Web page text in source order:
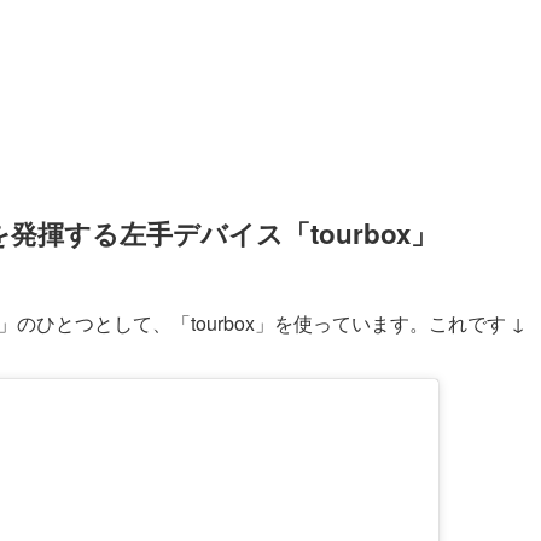
揮する左手デバイス「tourbox」
のひとつとして、「tourbox」を使っています。これです ↓